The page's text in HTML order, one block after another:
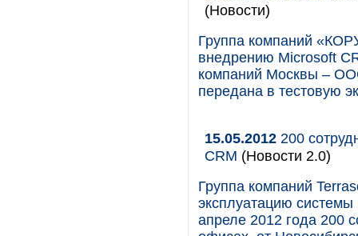
(Новости)
Группа компаний
внедрению Microsoft
компаний Москвы –
передана в тестовую
15.05.2012 200
CRM (Новости 2.0)
Группа компаний
эксплуатацию
апреле 2012 года 200